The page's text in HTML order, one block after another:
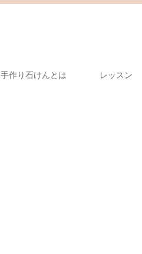
手作り石けんとは レッスン